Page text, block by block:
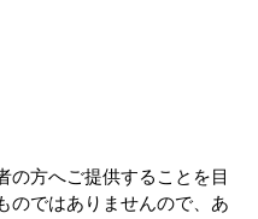
の方へご提供することを目
のではありませんので、あ
被ばくを低減